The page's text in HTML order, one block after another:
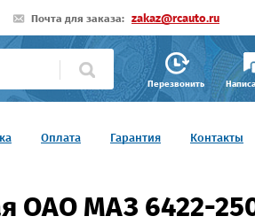
Почта для заказа: zakaz@rcauto.ru
Перезвонить
Оплата Гарантия Контакты
ОАО МАЗ 6422-